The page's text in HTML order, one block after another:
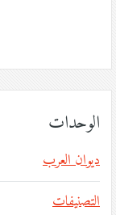
الوحدات
ديوان العرب
التصنيفات